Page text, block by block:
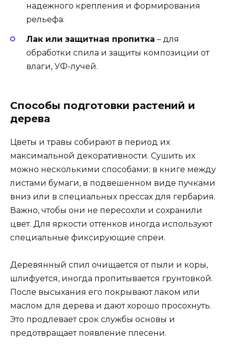
надежного крепления и формирования
рельефа.
Лак или защитная пропитка – для
обработки спила и защиты композиции от
влаги, УФ-лучей.
Способы подготовки растений и
дерева
Цветы и травы собирают в период их
максимальной декоративности. Сушить их
можно несколькими способами: в книге между
листами бумаги, в подвешенном виде пучками
вниз или в специальных прессах для гербария.
Важно, чтобы они не пересохли и сохранили
цвет. Для яркости оттенков иногда используют
специальные фиксирующие спреи.
Деревянный спил очищается от пыли и коры,
шлифуется, иногда пропитывается грунтовкой.
После высыхания его покрывают лаком или
маслом для дерева и дают хорошо просохнуть.
Это продлевает срок службы основы и
предотвращает появление плесени.